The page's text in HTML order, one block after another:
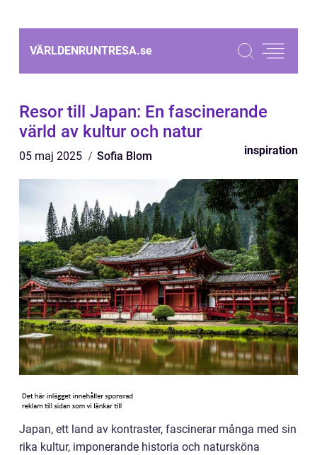
VÄRLDENRUNTRESA.se
Resor till Japan: En fascinerande
värld av kultur och natur
05 maj 2025 Sofia Blom inspiration
Japan, ett land av kontraster, fascinerar många med sin
rika kultur, imponerande historia och natursköna